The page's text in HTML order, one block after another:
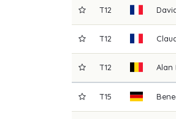
T12
T12
T12 Alan
T15